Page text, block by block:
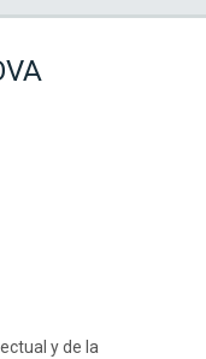
y de la